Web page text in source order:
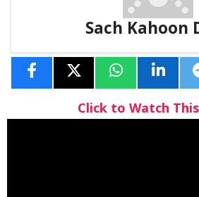
Sach Kahoon
Click to Watch